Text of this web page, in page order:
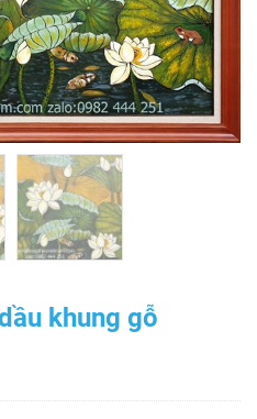
khung gỗ